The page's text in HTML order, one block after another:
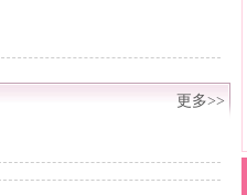
更多>>